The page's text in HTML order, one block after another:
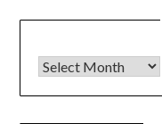
Arsip